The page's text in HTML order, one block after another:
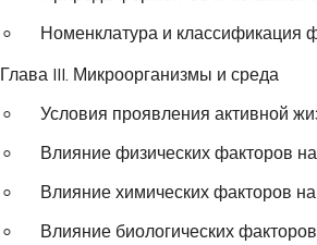
Номенклатура и классификация
Глава III. Микроорганизмы и среда
Условия проявления активной
Влияние физических факторов
Влияние химических факторов
Влияние биологических